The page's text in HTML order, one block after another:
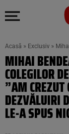
Acasă » Exclusiv »
MIHAI
COLEGILOR
”AM
DEZVĂLUIRI
LE-A SPUS